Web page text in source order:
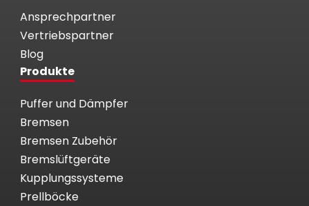
Ansprechpartner
Vertriebspartner
Blog
Produkte
Puffer und Dämpfer
Bremsen
Bremsen Zubehör
Bremslüftgeräte
Kupplungssysteme
Prellböcke